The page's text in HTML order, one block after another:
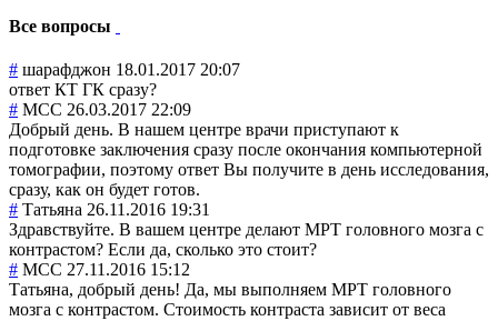
Все вопросы
# шарафджон 18.01.2017 20:07
ответ КТ ГК сразу?
# MCC 26.03.2017 22:09
Добрый день. В нашем центре врачи приступают к
подготовке заключения сразу после окончания компьютерной
томографии, поэтому ответ Вы получите в день исследования,
сразу, как он будет готов.
# Татьяна 26.11.2016 19:31
Здравствуйте. В вашем центре делают МРТ головного мозга с
контрастом? Если да, сколько это стоит?
# MCC 27.11.2016 15:12
Татьяна, добрый день! Да, мы выполняем МРТ головного
мозга с контрастом. Стоимость контраста зависит от веса